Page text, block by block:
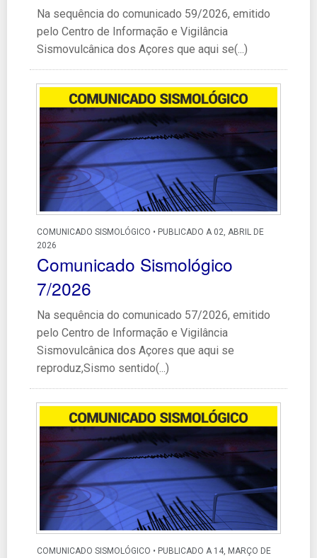
Na sequência do comunicado 59/2026, emitido
pelo Centro de Informação e Vigilância
Sismovulcânica dos Açores que aqui se(...)
COMUNICADO SISMOLÓGICO • PUBLICADO A 02, ABRIL DE
2026
Comunicado Sismológico
7/2026
Na sequência do comunicado 57/2026, emitido
pelo Centro de Informação e Vigilância
Sismovulcânica dos Açores que aqui se
reproduz,Sismo sentido(...)
COMUNICADO SISMOLÓGICO • PUBLICADO A 14, MARÇO DE